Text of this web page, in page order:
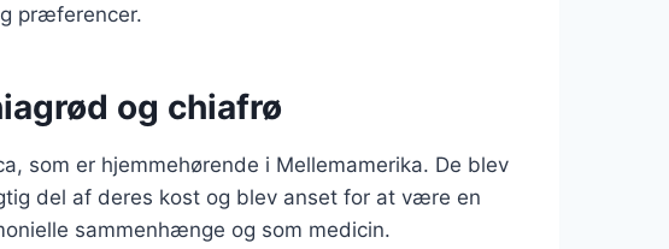
præferencer.
og chiafrø
som er hjemmehørende i Mellemamerika. De blev
del af deres kost og blev anset for at være en
sammenhænge og som medicin.